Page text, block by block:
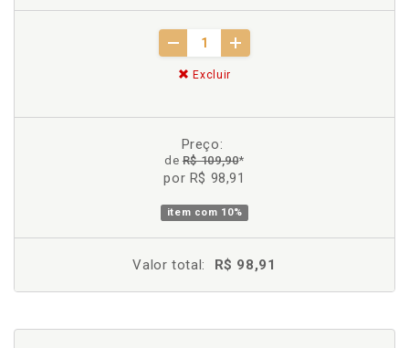
Excluir
Preço:
deR$ 109,90*
por R$ 98,91
item com 10%
Valor total: R$ 98,91